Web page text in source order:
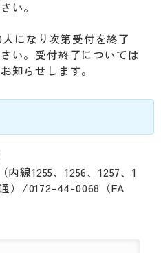
い。
になり次第受付を終了
い。受付終了については
知らせします。
線1255、1256、1257、1
）/0172-44-0068（FA